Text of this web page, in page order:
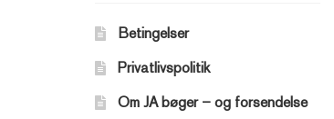
Betingelser
Privatlivspolitik
Om JA bøger – og forsendelse